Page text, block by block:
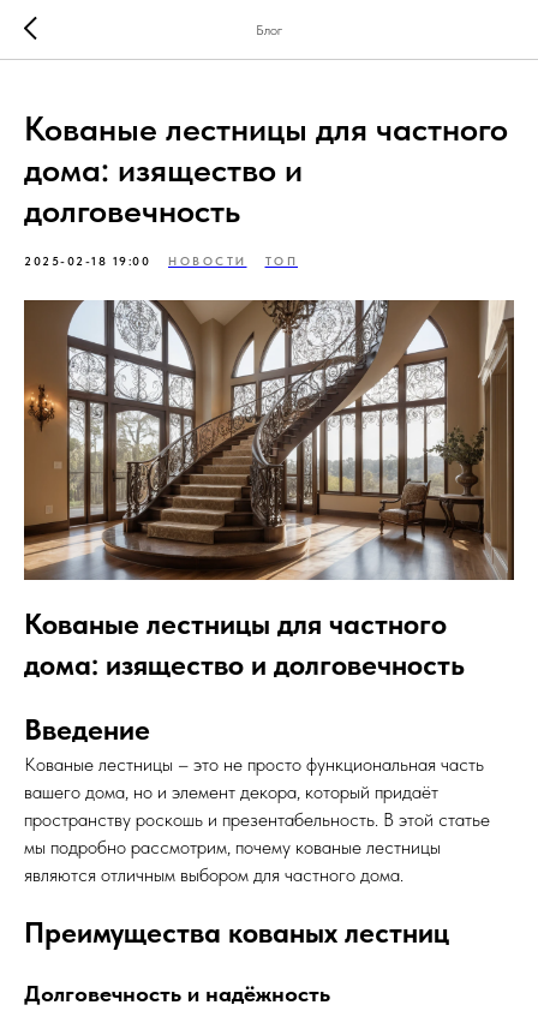
Блог
Кованые лестницы для частного
дома: изящество и
долговечность
2025-02-18 19:00 НОВОСТИ ТОП
Кованые лестницы для частного
дома: изящество и долговечность
Введение
Кованые лестницы – это не просто функциональная часть
вашего дома, но и элемент декора, который придаёт
пространству роскошь и презентабельность. В этой статье
мы подробно рассмотрим, почему кованые лестницы
являются отличным выбором для частного дома.
Преимущества кованых лестниц
Долговечность и надёжность